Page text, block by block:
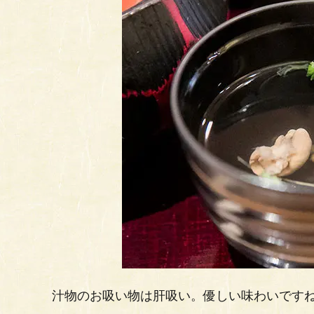
汁物のお吸い物は肝吸い。優しい味わいです